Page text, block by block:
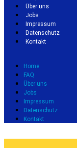
Über uns
Jobs
Impressum
Datenschutz
Kontakt
Home
FAQ
Über uns
Jobs
Impressum
Datenschutz
Kontakt